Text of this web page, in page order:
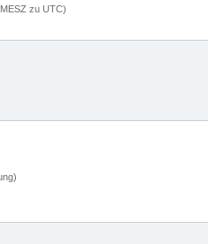
zu UTC)